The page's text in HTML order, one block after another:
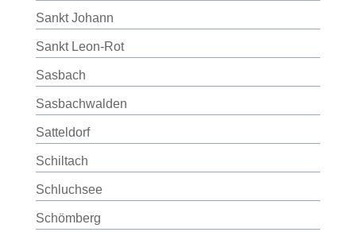
Sankt Johann
Sankt Leon-Rot
Sasbach
Sasbachwalden
Satteldorf
Schiltach
Schluchsee
Schömberg